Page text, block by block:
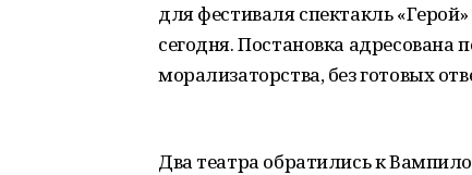
для фестиваля спектакль
сегодня. Постановка адресована
морализаторства, без готовых
Два театра обратились к